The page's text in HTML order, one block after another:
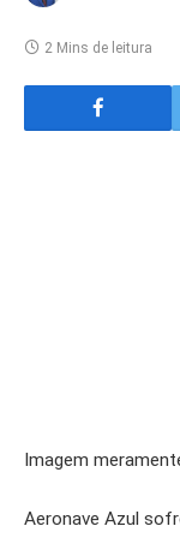
2 Mins de leitura
Imagem
Aeronave Azul